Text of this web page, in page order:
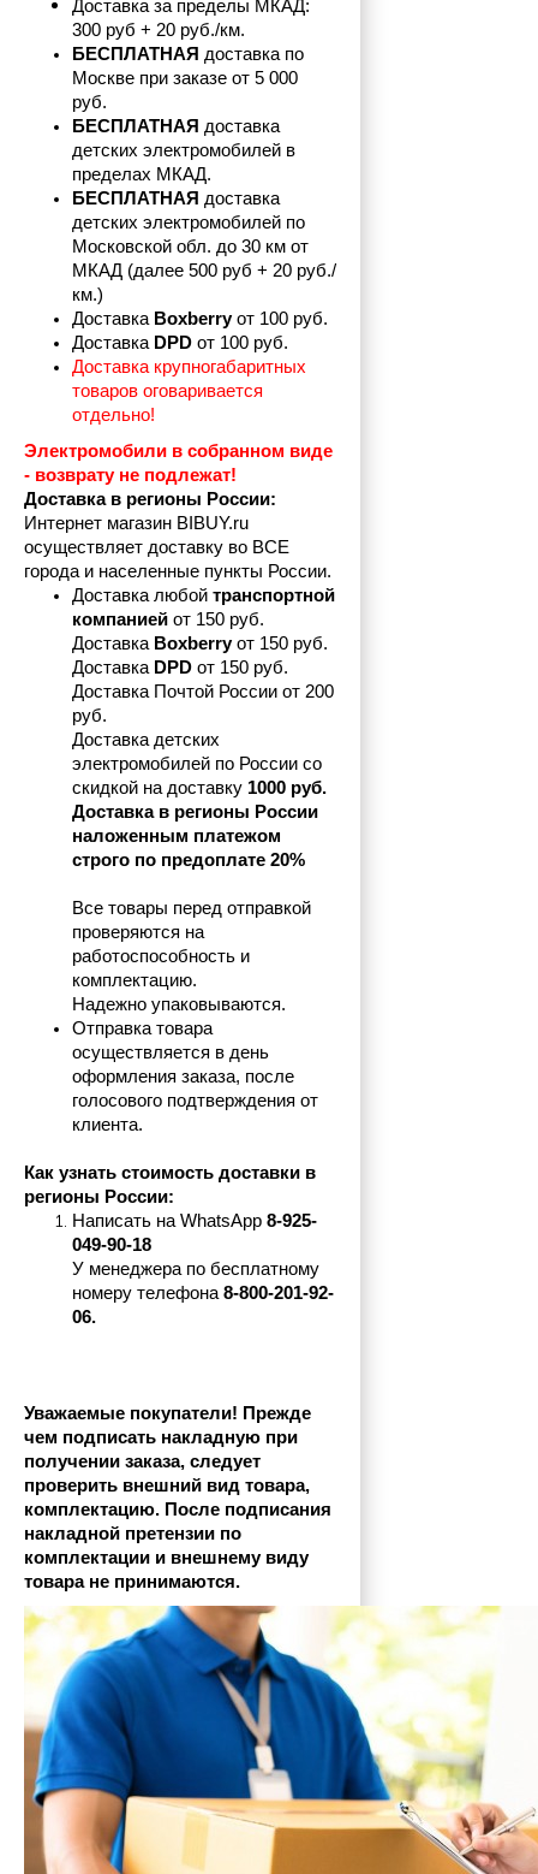
Доставка за пределы МКАД:
300 руб + 20 руб./км.
БЕСПЛАТНАЯ доставка по
Москве при заказе от 5 000
руб.
БЕСПЛАТНАЯ доставка
детских электромобилей в
пределах МКАД.
БЕСПЛАТНАЯ доставка
детских электромобилей по
Московской обл. до 30 км от
МКАД (далее 500 руб + 20 руб./
км.)
Доставка Boxberry от 100 руб.
Доставка DPD от 100 руб.
Доставка крупногабаритных
товаров оговаривается
отдельно!
Электромобили в собранном виде
- возврату не подлежат!
Доставка в регионы России:
Интернет магазин BIBUY.ru
осуществляет доставку во ВСЕ
города и населенные пункты России.
Доставка любой транспортной
компанией от 150 руб.
Доставка Boxberry от 150 руб.
Доставка DPD от 150 руб.
Доставка Почтой России от 200
руб.
Доставка детских
электромобилей по России со
скидкой на доставку 1000 руб.
Доставка в регионы России
наложенным платежом
строго по предоплате 20%
Все товары перед отправкой
проверяются на
работоспособность и
комплектацию.
Надежно упаковываются.
Отправка товара
осуществляется в день
оформления заказа, после
голосового подтверждения от
клиента.
Как узнать стоимость доставки в
регионы России:
Написать на WhatsApp 8-925-
049-90-18
У менеджера по бесплатному
номеру телефона 8-800-201-92-
06.
Уважаемые покупатели! Прежде
чем подписать накладную при
получении заказа, следует
проверить внешний вид товара,
комплектацию. После подписания
накладной претензии по
комплектации и внешнему виду
товара не принимаются.